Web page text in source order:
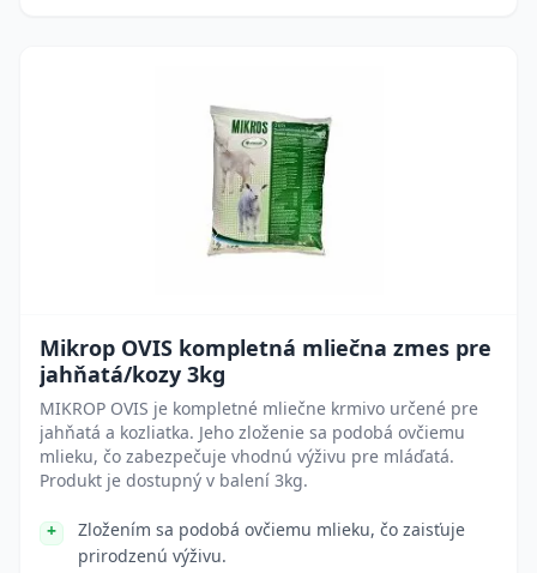
Mikrop OVIS kompletná mliečna zmes pre
jahňatá/kozy 3kg
MIKROP OVIS je kompletné mliečne krmivo určené pre
jahňatá a kozliatka. Jeho zloženie sa podobá ovčiemu
mlieku, čo zabezpečuje vhodnú výživu pre mláďatá.
Produkt je dostupný v balení 3kg.
Zložením sa podobá ovčiemu mlieku, čo zaisťuje
prirodzenú výživu.